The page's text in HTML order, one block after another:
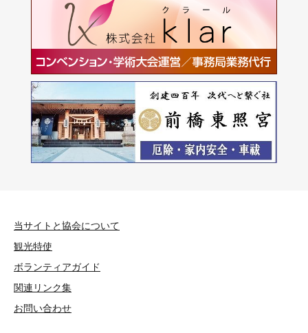
当サイトと協会について
観光特使
ボランティアガイド
関連リンク集
お問い合わせ